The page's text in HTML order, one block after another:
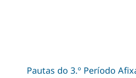
Pautas do 3.º Período